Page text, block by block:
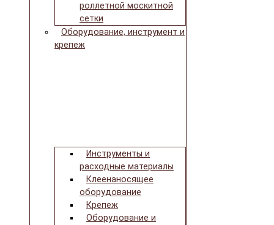
роллетной москитной
сетки
Оборудование, инструмент и
крепеж
Инструменты и
расходные материалы
Клеенаносящее
оборудование
Крепеж
Оборудование и